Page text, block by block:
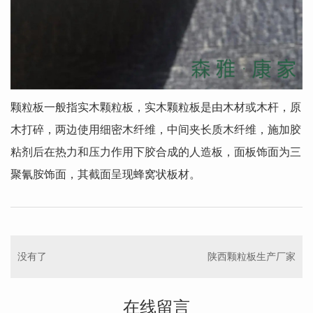
颗粒板一般指实木颗粒板，实木颗粒板是由木材或木杆，原
木打碎，两边使用细密木纤维，中间夹长质木纤维，施加胶
粘剂后在热力和压力作用下胶合成的人造板，面板饰面为三
聚氰胺饰面，其截面呈现蜂窝状板材。
没有了 陕西颗粒板生产厂家
在线留言